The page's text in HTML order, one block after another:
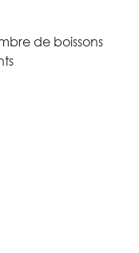
de boissons